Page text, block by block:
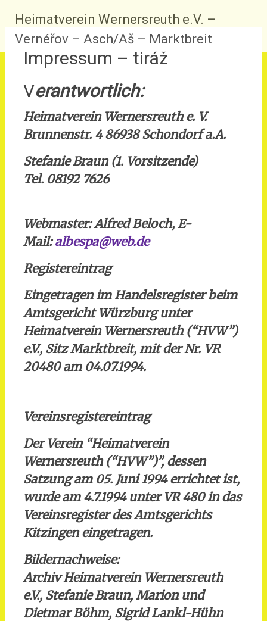
Inhalt
springen
Heimatverein Wernersreuth e.V. –
Vernéřov – Asch/Aš – Marktbreit
Impressum – tiráž
Verantwortlich:
Heimatverein Wernersreuth e. V.
Brunnenstr. 4 86938 Schondorf a.A.
Stefanie Braun (1. Vorsitzende)
Tel. 08192 7626
Webmaster: Alfred Beloch, E-
Mail:albespa@web.de
Registereintrag
Eingetragen im Handelsregister beim
Amtsgericht Würzburg unter
Heimatverein Wernersreuth (“HVW”)
e.V., Sitz Marktbreit, mit der Nr. VR
20480 am 04.07.1994.
Vereinsregistereintrag
Der Verein “Heimatverein
Wernersreuth (“HVW”)”, dessen
Satzung am 05. Juni 1994 errichtet ist,
wurde am 4.7.1994 unter VR 480 in das
Vereinsregister des Amtsgerichts
Kitzingen eingetragen.
Bildernachweise:
Archiv Heimatverein Wernersreuth
e.V., Stefanie Braun, Marion und
Dietmar Böhm, Sigrid Lankl-Hühn